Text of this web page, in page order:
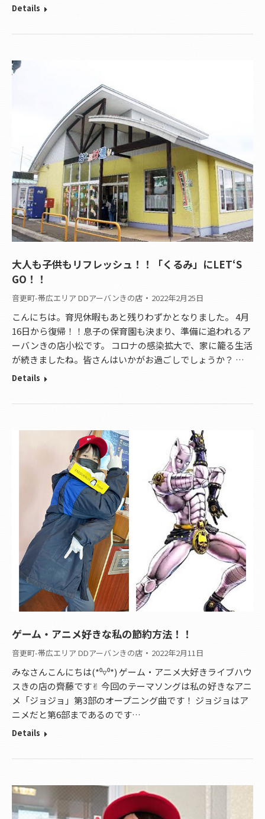
Details
大人も子供もリフレッシュ！！「くるみ」にLET‘S
GO！！
音更町-帯広エリア DDアーバンきの店 2022年2月25日
こんにちは。育児休暇もあと残りわずかとなりました。 4月
16日から復帰！！息子の保育園も決まり、準備に追われるア
ーバンきの店小松です。 コロナの感染拡大で、家に籠る生活
が続きましたね。皆さんはいかがお過ごしでしょうか？ …
Details
ゲーム・アニメ好きな私の節約方法！！
音更町-帯広エリア DDアーバンきの店 2022年2月11日
みなさんこんにちは(*⁰▿⁰*) ゲーム・アニメ大好きライブハウ
スきの店の齊藤です✌︎ 今回のテーマソングは私の好きなアニ
メ「ジョジョ」第3部のオープニング曲です！ ジョジョはア
ニメだと第6部まであるのです…
Details